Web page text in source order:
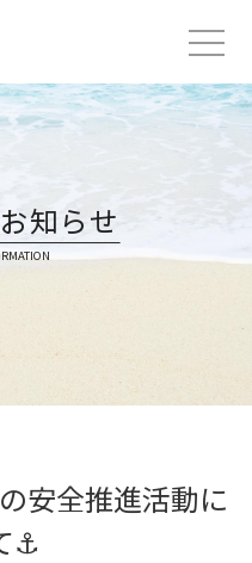
知らせ
安全推進活動に
⚓